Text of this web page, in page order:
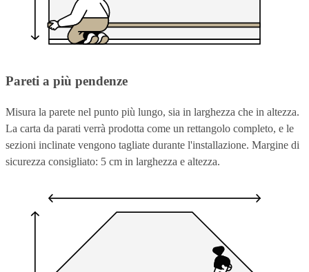
Pareti a più pendenze
Misura la parete nel punto più lungo, sia in larghezza che in altezza.
La carta da parati verrà prodotta come un rettangolo completo, e le
sezioni inclinate vengono tagliate durante l'installazione. Margine di
sicurezza consigliato: 5 cm in larghezza e altezza.